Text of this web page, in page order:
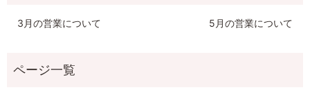
3月の営業について 5月の営業について